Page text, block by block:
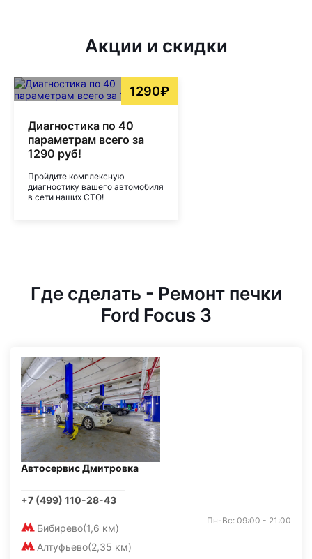
Акции и скидки
1290₽
Диагностика по 40
параметрам всего за
1290 руб!
Пройдите комплексную
диагностику вашего автомобиля
в сети наших СТО!
Где сделать - Ремонт печки
Ford Focus 3
Автосервис Дмитровка
+7 (499) 110-28-43
Бибирево(1,6 км)
Алтуфьево(2,35 км)
Пн-Вс: 09:00 - 21:00